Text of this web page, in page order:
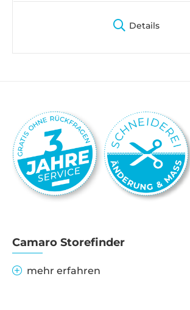
Details
Camaro Storefinder
mehr erfahren